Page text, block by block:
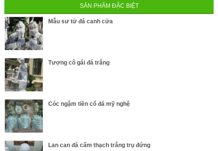
SẢN PHẨM ĐẶC BIỆT
Mẫu sư tử đá canh cửa
Tượng cô gái đá trắng
Cóc ngậm tiền cổ đá mỹ nghệ
Lan can đá cẩm thạch trắng trụ đứng